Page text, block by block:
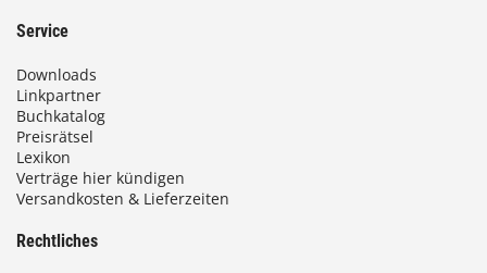
Service
Downloads
Linkpartner
Buchkatalog
Preisrätsel
Lexikon
Verträge hier kündigen
Versandkosten & Lieferzeiten
Rechtliches